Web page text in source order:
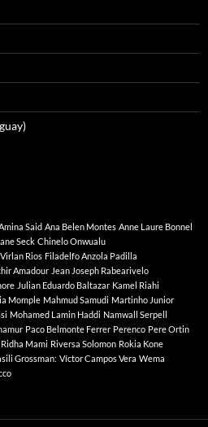
Said Ana Belen Montes Anne Laure Bonnel
Seck Chinelo Onwualu
Rios Filadelfo Anzola Padilla
Amadour Jean Joseph Rabearivelo
Julian Eduardo Baltazar Kamel Riahi
Momple Mahmud Samudi Martinho Junior
Mohamed Lamin Haddi Namwall Serpell
Paco Belmonte Ferrer Perenco Pere Ortin
Ridha Mami Riversa Solomon Rokia Kone
Grossman: Víctor Campos Vera Wema